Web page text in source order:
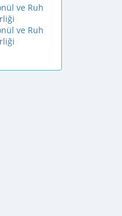
ve Ruh
ve Ruh